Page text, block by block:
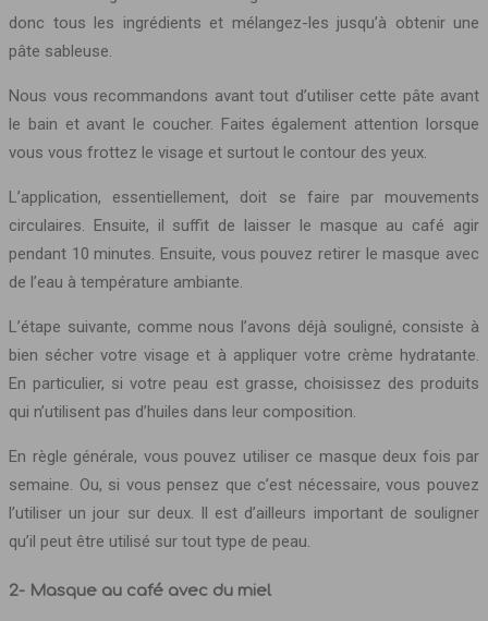
donc tous les ingrédients et mélangez-les jusqu’à obtenir une
pâte sableuse.
Nous vous recommandons avant tout d’utiliser cette pâte avant
le bain et avant le coucher. Faites également attention lorsque
vous vous frottez le visage et surtout le contour des yeux.
L’application, essentiellement, doit se faire par mouvements
circulaires. Ensuite, il suffit de laisser le masque au café agir
pendant 10 minutes. Ensuite, vous pouvez retirer le masque avec
de l’eau à température ambiante.
L’étape suivante, comme nous l’avons déjà souligné, consiste à
bien sécher votre visage et à appliquer votre crème hydratante.
En particulier, si votre peau est grasse, choisissez des produits
qui n’utilisent pas d’huiles dans leur composition.
En règle générale, vous pouvez utiliser ce masque deux fois par
semaine. Ou, si vous pensez que c’est nécessaire, vous pouvez
l’utiliser un jour sur deux. Il est d’ailleurs important de souligner
qu’il peut être utilisé sur tout type de peau.
2- Masque au café avec du miel